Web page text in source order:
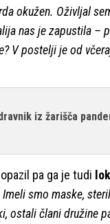
okužen. Oživljal
nas je zapustila –
V postelji je od
iz žarišča
pa ga je tudi
smo maske,
ostali člani družine